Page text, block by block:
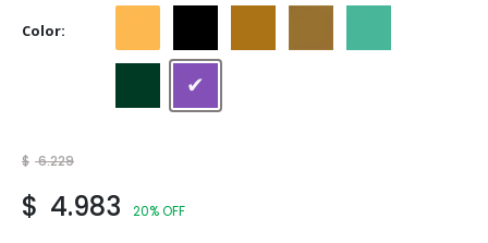
Color
Verde oscuro
Violeta
$ 6.229
$ 4.983 20% OFF